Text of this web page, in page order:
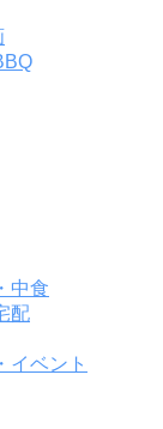
中食
配
イベント